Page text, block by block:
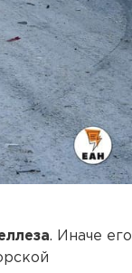
. Иначе его